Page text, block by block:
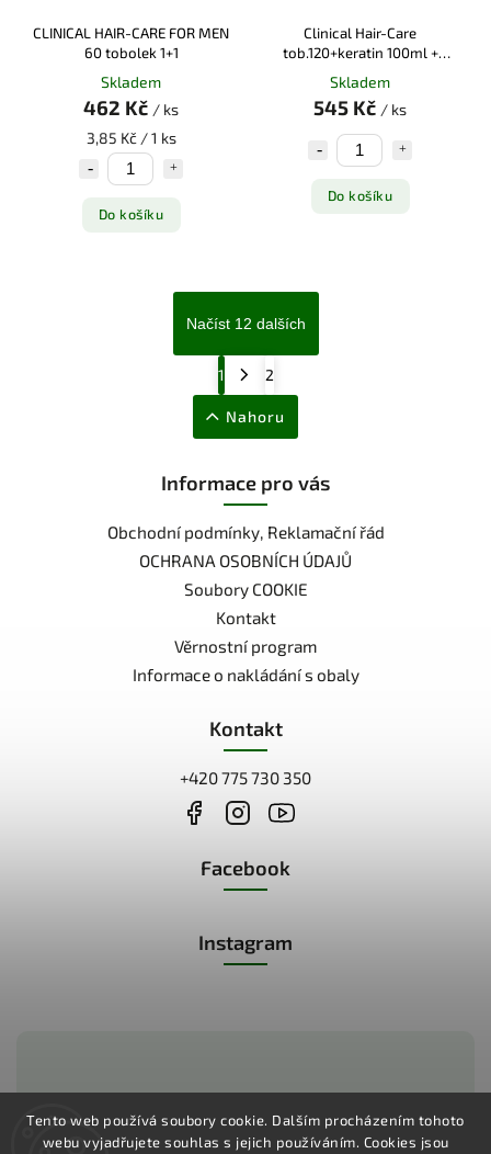
Tento web používá soubory cookie. Dalším procházením tohoto
webu vyjadřujete souhlas s jejich používáním. Cookies jsou
CLINICAL HAIR-CARE FOR MEN
60 tobolek 1+1
Skladem
462 Kč / ks
3,85 Kč / 1 ks
Do košíku
Clinical Hair-Care
tob.120+keratin 100ml +
250ml
Skladem
545 Kč / ks
Do košíku
Načíst 12 dalších
1 2
Nahoru
Zákaznická podpora:
Informace pro vás
Obchodní podmínky, Reklamační řád
OCHRANA OSOBNÍCH ÚDAJŮ
Soubory COOKIE
Kontakt
Věrnostní program
Informace o nakládání s obaly
Kontakt
+420 775 730 350
Facebook
Instagram